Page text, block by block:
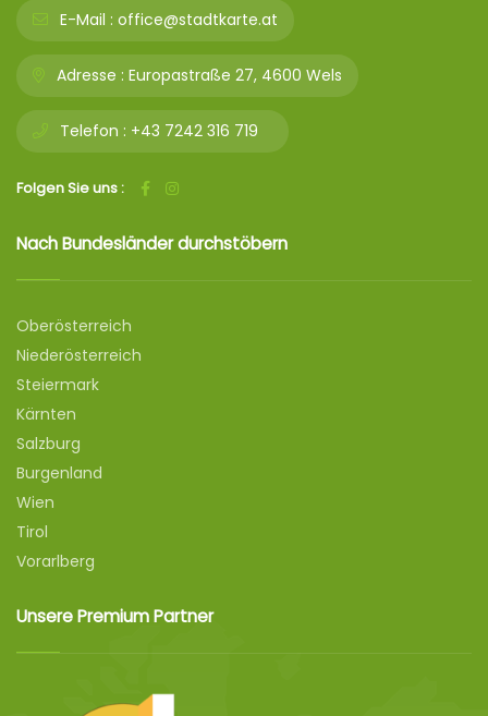
E-Mail : office@stadtkarte.at
Adresse : Europastraße 27, 4600 Wels
Telefon : +43 7242 316 719
Folgen Sie uns :
Nach Bundesländer durchstöbern
Oberösterreich
Niederösterreich
Steiermark
Kärnten
Salzburg
Burgenland
Wien
Tirol
Vorarlberg
Unsere Premium Partner